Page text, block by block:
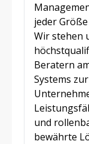
jeder
Wir stehen
Beratern
Systems
und
bewährte